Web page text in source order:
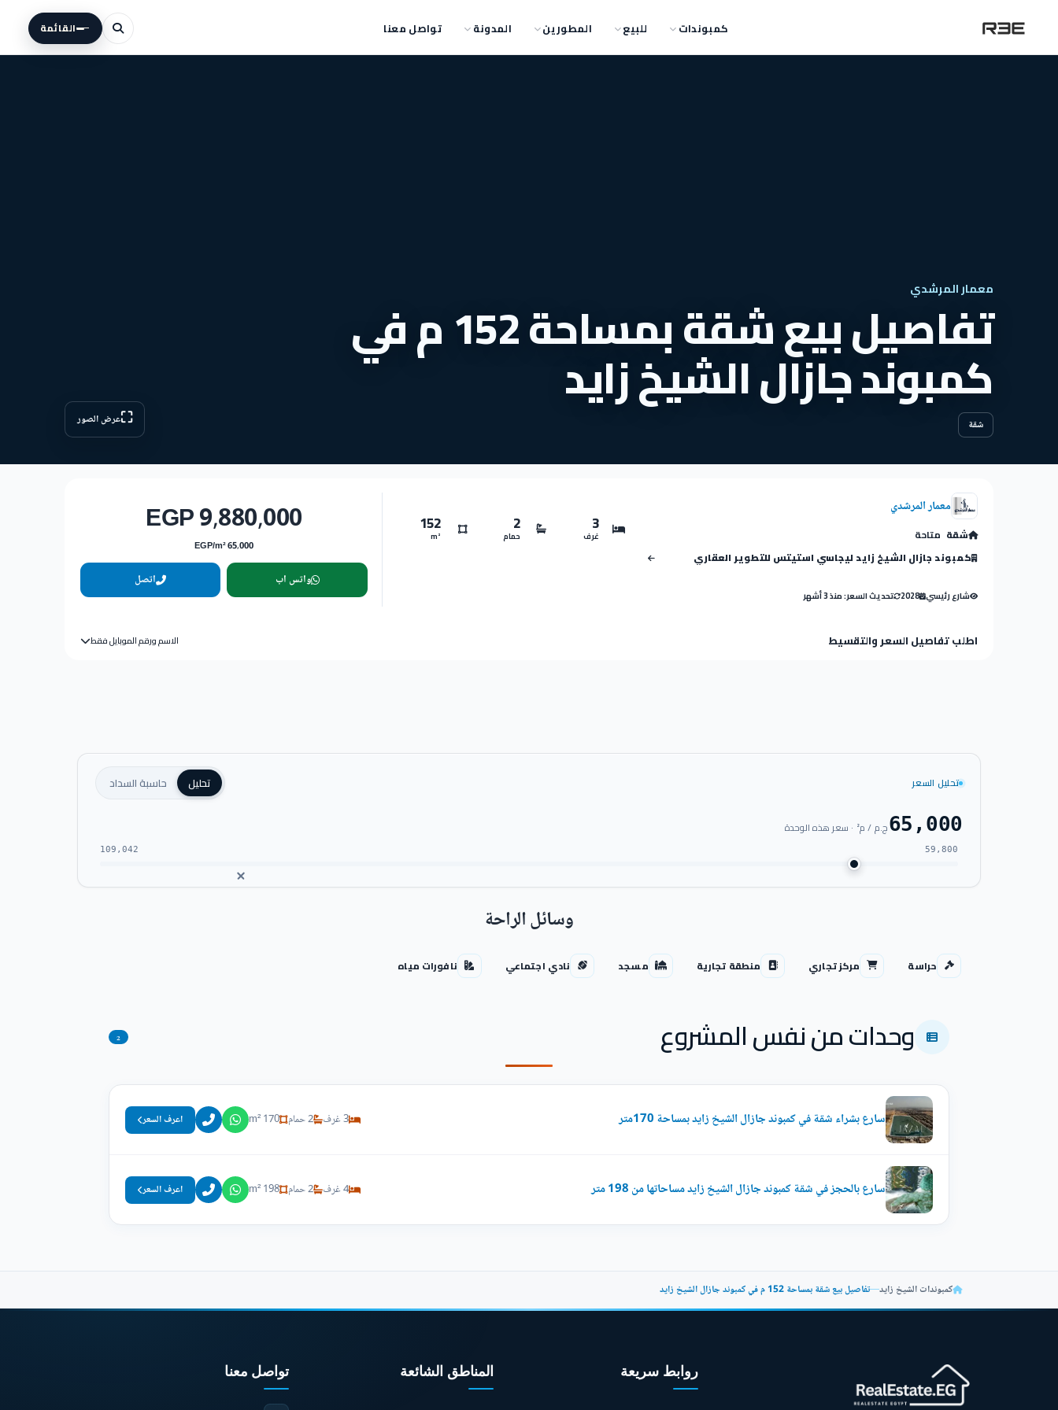
كمبوندات للبيع المطورين المدونة تواصل معنا القائمة
معمار المرشدي تفاصيل بيع شقة بمساحة 152 م في
كمبوند جازال الشيخ زايد
شقة ⛶عرض الصور
معمار المرشدي
شقة متاحة
كمبوند جازال الشيخ زايد ليجاسي استيتس للتطوير العقاري
3
غرف
2
حمام
152
m²
شارع رئيسي 2028 تحديث السعر: منذ 3 أشهر
9,880,000 EGP
65,000 EGP/m²
واتس اب اتصل
اطلب تفاصيل السعر والتقسيط الاسم ورقم الموبايل فقط
تحليل السعر تحليل حاسبة السداد
65,000ج.م / م² · سعر هذه الوحدة
59,800
109,042
وسائل الراحة
حراسة مركز تجاري منطقة تجارية مسجد نادي اجتماعي نافورات مياه
وحدات من نفس المشروع 2
سارع بشراء شقة في كمبوند جازال الشيخ زايد بمساحة 170متر 3 غرف 2 حمام 170 m² اعرف السعر
سارع بالحجز في شقة كمبوند جازال الشيخ زايد مساحاتها من 198 متر 4 غرف 2 حمام 198 m² اعرف السعر
كمبوندات الشيخ زايد—تفاصيل بيع شقة بمساحة 152 م في كمبوند جازال الشيخ زايد
روابط سريعة المناطق الشائعة تواصل معنا